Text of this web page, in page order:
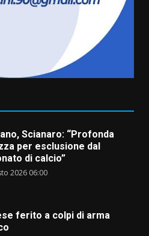
Il rapimento”
2026 06:15
Musica di
nuovo
con “Fasano in
Scianaro: “Profonda
per esclusione dal
di calcio”
2026 06:00
ferito a colpi di arma